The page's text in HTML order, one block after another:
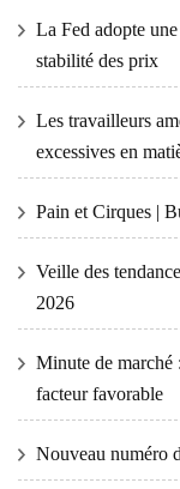
La Fed adopte
stabilité des prix
Les travailleurs
excessives en
Pain et Cirques |
Veille des
2026
Minute de marché
facteur favorable
Nouveau numéro